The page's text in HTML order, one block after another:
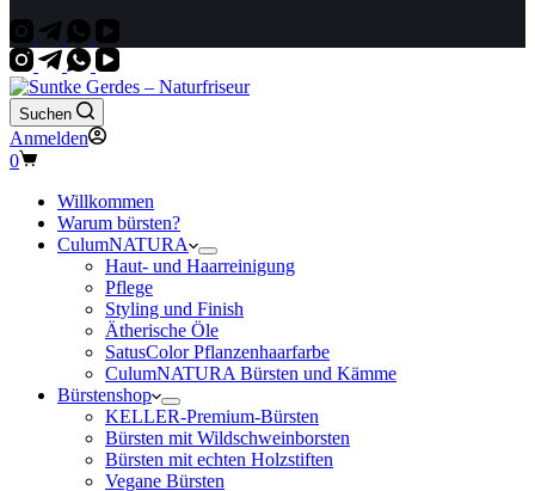
Suchen
Anmelden
Warenkorb
0
Willkommen
Warum bürsten?
CulumNATURA
Haut- und Haarreinigung
Pflege
Styling und Finish
Ätherische Öle
SatusColor Pflanzenhaarfarbe
CulumNATURA Bürsten und Kämme
Bürstenshop
KELLER-Premium-Bürsten
Bürsten mit Wildschweinborsten
Bürsten mit echten Holzstiften
Vegane Bürsten